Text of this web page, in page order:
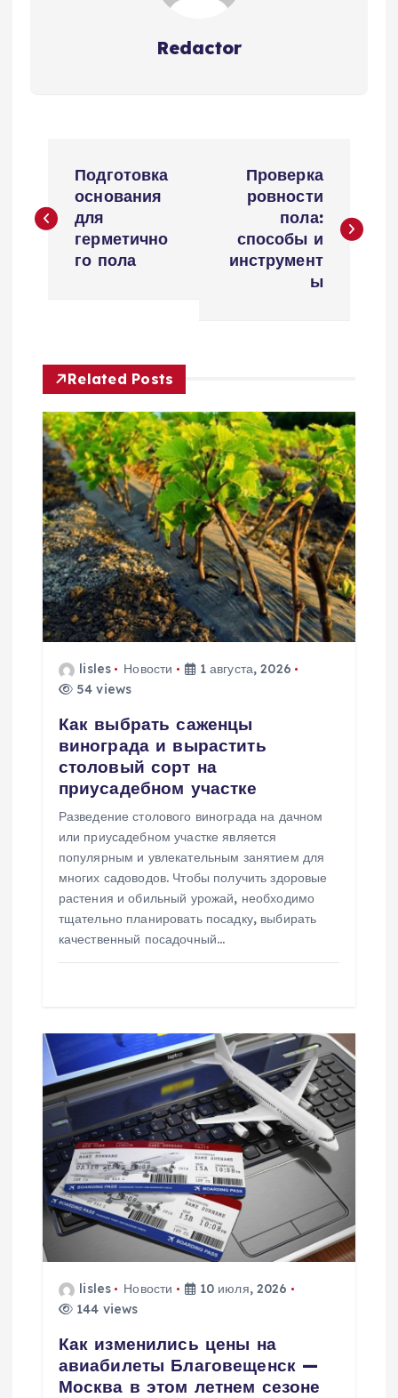
Redactor
а
а
ц
и
я
п
о
з
Подготовка
основания
для
герметично
го пола
Проверка
ровности
пола:
способы и
инструмент
ы
Related Posts
lisles Новости
1 августа, 2026
54 views
Как выбрать саженцы
винограда и вырастить
столовый сорт на
приусадебном участке
Разведение столового винограда на дачном
или приусадебном участке является
популярным и увлекательным занятием для
многих садоводов. Чтобы получить здоровые
растения и обильный урожай, необходимо
тщательно планировать посадку, выбирать
качественный посадочный…
lisles Новости
10 июля, 2026
144 views
Как изменились цены на
авиабилеты Благовещенск —
Москва в этом летнем сезоне